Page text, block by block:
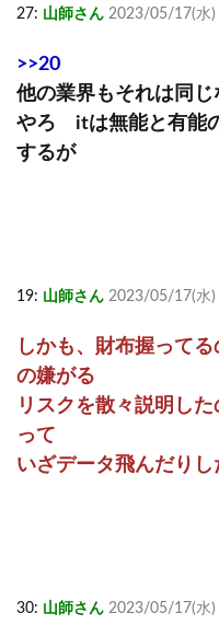
27: 山師さん 2023/05/17(水)
>>20
他の業界もそれは同
やろ itは無能と有能
するが
19: 山師さん 2023/05/17(水)
しかも、財布握って
の嫌がる
リスクを散々説明し
って
いざデータ飛んだり
30: 山師さん 2023/05/17(水)